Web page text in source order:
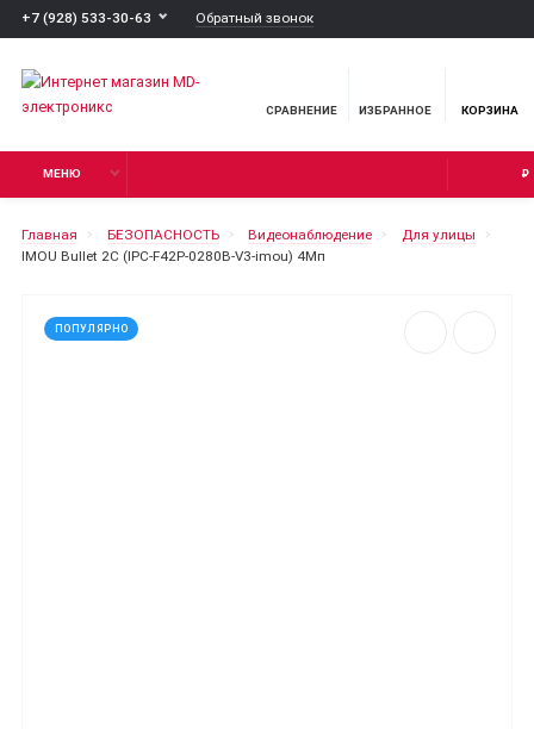
+7 (928) 533-30-63 Обратный звонок
СРАВНЕНИЕ ИЗБРАННОЕ КОРЗИНА
МЕНЮ ₽
Главная БЕЗОПАСНОСТЬ Видеонаблюдение
Для улицы
IMOU Bullet 2C (IPC-F42P-0280B-V3-imou) 4Мп
ПОПУЛЯРНО